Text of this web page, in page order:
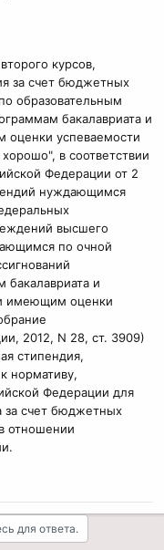
курсов,
за счет бюджетных
образовательным
бакалавриата и
успеваемости
в соответствии
Федерации от 2
нуждающимся
высшего
по очной
и
имеющим оценки
2012, N 28, ст. 3909)
стипендия,
нормативу,
Федерации для
за счет бюджетных
отношении
для ответа.